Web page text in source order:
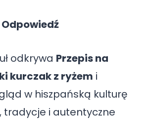
Odpowiedź
odkrywa Przepis na
kurczak z ryżem i
w hiszpańską kulturę
tradycje i autentyczne